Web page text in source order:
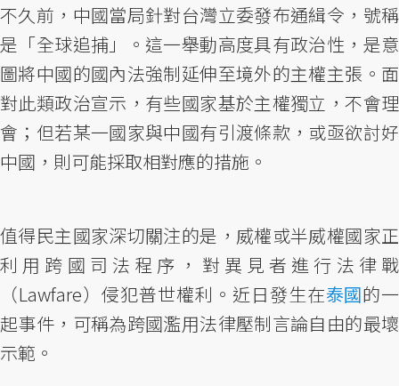
不久前，中國當局針對台灣立委發布通緝令，號稱
是「全球追捕」。這一舉動高度具有政治性，是意
圖將中國的國內法強制延伸至境外的主權主張。面
對此類政治宣示，有些國家基於主權獨立，不會理
會；但若某一國家與中國有引渡條款，或亟欲討好
中國，則可能採取相對應的措施。
值得民主國家深切關注的是，威權或半威權國家正
利用跨國司法程序，對異見者進行法律戰
（Lawfare）侵犯普世權利。近日發生在泰國的一
起事件，可稱為跨國濫用法律壓制言論自由的最壞
示範。